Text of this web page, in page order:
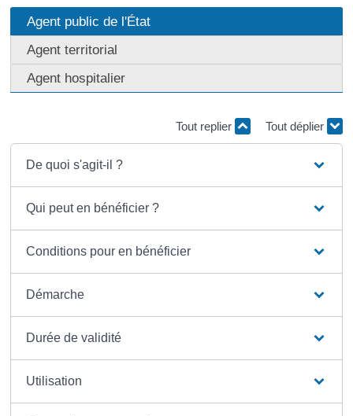
Agent public de l'État
Agent territorial
Agent hospitalier
Tout replier Tout déplier
De quoi s'agit-il ?
Qui peut en bénéficier ?
Conditions pour en bénéficier
Démarche
Durée de validité
Utilisation